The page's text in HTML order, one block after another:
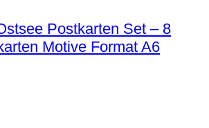
Postkarten Set – 8
Motive Format A6